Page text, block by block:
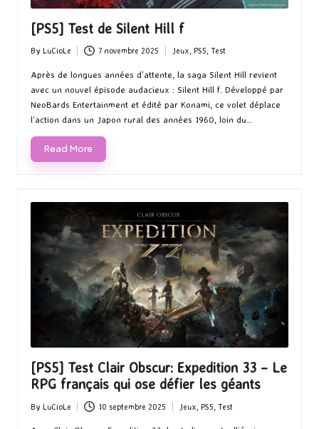
[PS5] Test de Silent Hill f
Posted
by
By LuCioLe 7 novembre 2025
Posted
in
Jeux, PS5, Test
Après de longues années d’attente, la saga Silent Hill revient
avec un nouvel épisode audacieux : Silent Hill f. Développé par
NeoBards Entertainment et édité par Konami, ce volet déplace
l’action dans un Japon rural des années 1960, loin du…
Read More
[PS5] Test Clair Obscur: Expedition 33 – Le
RPG français qui ose défier les géants
Posted
By LuCioLe 10 septembre 2025
Posted
Jeux PS5 Test